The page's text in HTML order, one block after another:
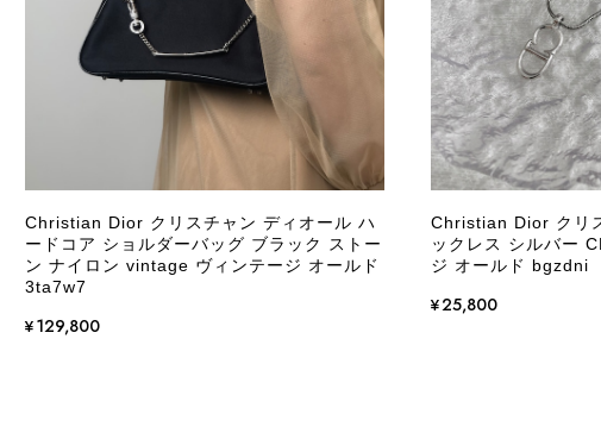
Salvatore Ferragamo サルヴァトーレ フェラガモ ショルダーバッグ ブラウン ガンチーニ スエード ワンショルダーバッグ vintage ヴィンテージ オールド dgh7fy
2026/07/30
この度はご購入いただき、
き、また迅速にお届けでき
た」とのお言葉をいただき
永くご愛用いただけました
軽にご相談ください。 また
Christian Dior クリスチャン ディオール ハ
ードコア ショルダーバッグ ブラック ストー
ン ナイロン vintage ヴィンテージ オールド
3ta7w7
¥129,800
Christian Dior クリ
ックレス シルバー
ジ オールド bgzdni
¥25,800